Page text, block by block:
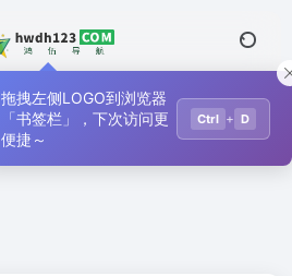
拖拽左侧LOGO到浏览器
「书签栏」，下次访问更
便捷～
Ctrl + D